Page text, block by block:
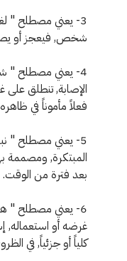
3- يعني مصطلح "
شخص, فيعجز أو
4- يعني مصطلح "
الإصابة, تنطلق
فعلاً مأموناً في
5- يعني مصطلح "
المبتكرة, ومصممة
بعد فترة من الوقت.
6- يعني مصطلح "
غرضه أو استعماله,
كلياً أو جزئياً, في